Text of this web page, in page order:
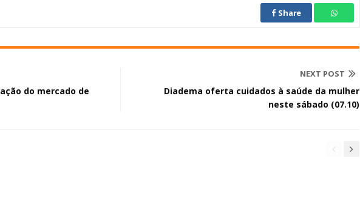
Share
do mercado de
NEXT POST
Diadema oferta cuidados à saúde da mulher
neste sábado (07.10)